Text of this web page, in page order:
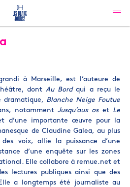
à Marseille, est l’auteure de
dont Au Bordqui a reçu le
dramatique, Blanche Neige Foutue
notamment Jusqu’aux oset Le
d’une importante œuvre pour la
de Claudine Galea, au plus
voix, allie la puissance d’une
d’une enquête sur les zones
Elle collabore à remue.net et
lectures publiques ainsi que des
a longtemps été journaliste au